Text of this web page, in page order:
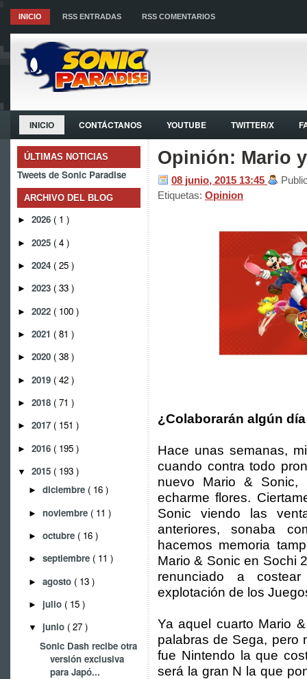
INICIO RSS ENTRADAS RSS COMENTARIOS
INICIO CONTÁCTANOS YOUTUBE TWITTER/X
ÚLTIMAS NOTICIAS
Tweets de Sonic Paradise
ARCHIVO DEL BLOG
► 2026 ( 1 )
► 2025 ( 4 )
► 2024 ( 25 )
► 2023 ( 33 )
► 2022 ( 100 )
► 2021 ( 81 )
► 2020 ( 38 )
► 2019 ( 42 )
► 2018 ( 71 )
► 2017 ( 151 )
► 2016 ( 195 )
▼ 2015 ( 193 )
► diciembre ( 16 )
► noviembre ( 11 )
► octubre ( 16 )
► septiembre ( 11 )
► agosto ( 13 )
► julio ( 15 )
▼ junio ( 27 )
Sonic Dash recibe otra
versión exclusiva
para Japó...
Opinión: Mario
08 junio, 2015 13:45
Etiquetas: Opinion
¿Colaborarán algún
Hace unas semanas,
cuando contra todo
nuevo Mario &
echarme flores.
Sonic viendo las
anteriores, sonaba
hacemos memoria
Mario & Sonic en Sochi
renunciado a
explotación de los
Ya aquel cuarto Mario
palabras de Sega, pero
fue Nintendo la que
será la gran N la que